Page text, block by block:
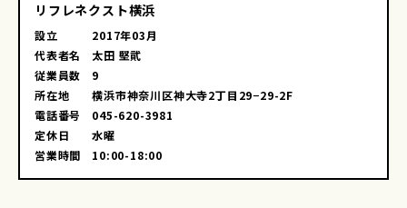
リフレネクスト横浜
設立
2017年03月
代表者名
太田 堅貮
従業員数
9
所在地
横浜市神奈川区神大寺2丁目29−29-2F
電話番号
045-620-3981
定休日
水曜
営業時間
10:00-18:00